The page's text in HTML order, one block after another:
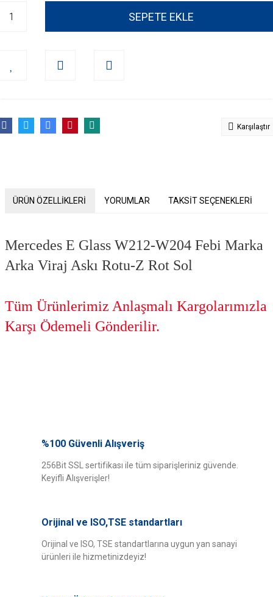
SEPETE EKLE
Karşılaştır
ÜRÜN ÖZELLİKLERİ YORUMLAR TAKSİT SEÇENEKLERİ
Mercedes E Glass W212-W204 Febi Marka
Arka Viraj Askı Rotu-Z Rot Sol
Tüm Ürünlerimiz Anlaşmalı Kargolarımızla
Karşı Ödemeli Gönderilir.
Bu ürüne ilk yorumu siz yapın!
yetersiz gördüğünüz noktaları öneri formunu kullanarak tarafımıza
iletebilirsiniz.
Görüş ve önerileriniz için teşekkür ederiz.
Ürün bilgilerinde hatalar bulunuyor.
Ürün fiyatı diğer sitelerden daha pahalı.
Bu ürüne benzer farklı alternatifler olmalı.
%100 Güvenli Alışveriş
256Bit SSL sertifikası ile tüm siparişleriniz güvende.
Keyifli Alışverişler!
Orijinal ve ISO,TSE standartları
Orijinal ve ISO, TSE standartlarına uygun yan sanayi
ürünleri ile hizmetinizdeyiz!